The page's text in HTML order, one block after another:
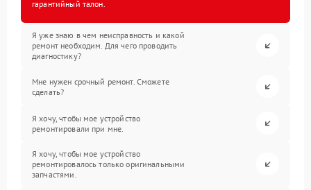
гарантийный талон.
Я уже знаю в чем неисправность и какой
ремонт необходим. Для чего проводить
диагностику?
Мне нужен срочный ремонт. Сможете
сделать?
Я хочу, чтобы мое устройство
ремонтировали при мне.
Я хочу, чтобы мое устройство
ремонтировалось только оригинальными
запчастями.